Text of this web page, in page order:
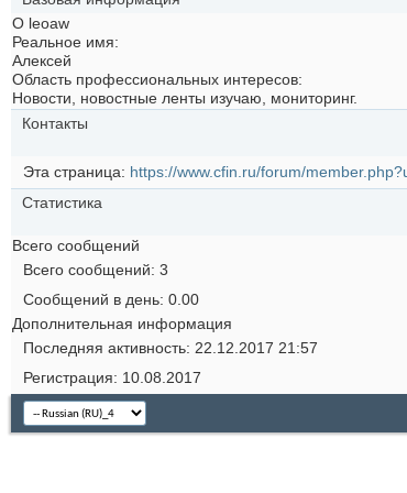
О leoaw
Реальное имя:
Алексей
Область профессиональных интересов:
Новости, новостные ленты изучаю, мониторинг.
Контакты
Эта страница
https://www.cfin.ru/forum/
Статистика
Всего сообщений
Всего сообщений 3
Сообщений в день 0.00
Дополнительная информация
Последняя активность 22.12.2017 21:57
Регистрация
10.08.2017